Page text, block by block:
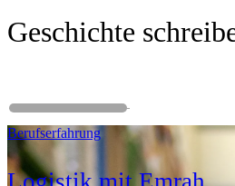
Geschichte
Berufserfahrung